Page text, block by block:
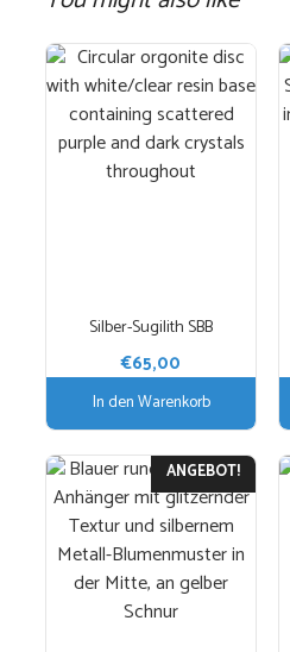
Silber-Sugilith SBB
€65,00
In den Warenkorb
ANGEBOT!